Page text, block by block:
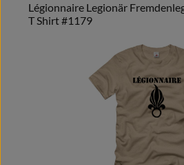
Légionnaire Legionär
T Shirt #1179
Bildergalerie überspringen